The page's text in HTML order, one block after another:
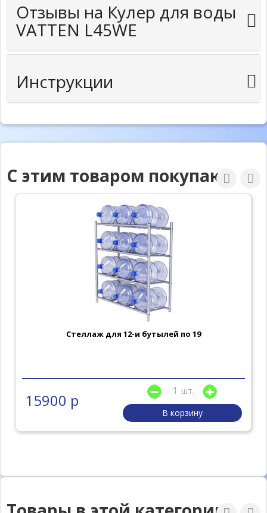
Отзывы на Кулер для воды
VATTEN L45WE
Инструкции
С этим товаром покупают
Стеллаж для 12-и бутылей по 19
15900 р
шт.
В корзину